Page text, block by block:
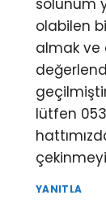
solunum
olabilen
almak ve
lütfen
YANITLA